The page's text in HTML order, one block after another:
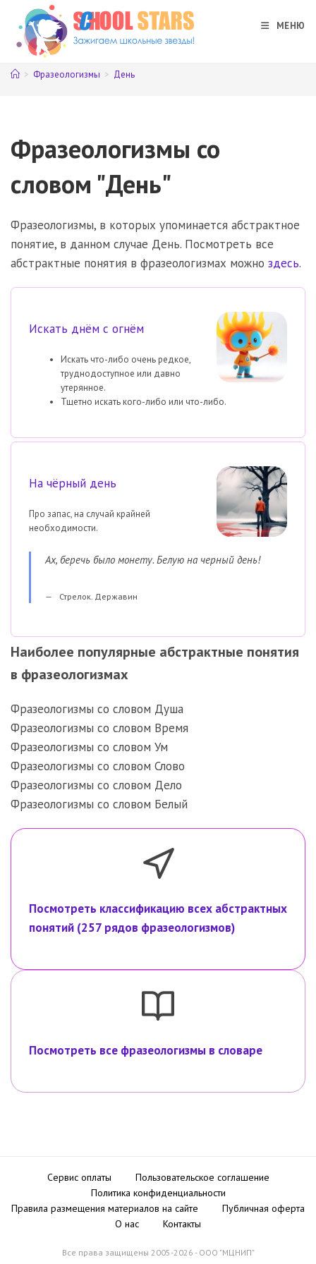
Перейти
содержимому
МЕНЮ
> Фразеологизмы > День
Фразеологизмы со
словом "День"
Фразеологизмы, в которых упоминается абстрактное
понятие, в данном случае День. Посмотреть все
абстрактные понятия в фразеологизмах можно здесь.
Искать днём с огнём
Искать что-либо очень редкое,
труднодоступное или давно
утерянное.
Тщетно искать кого-либо или что-либо.
На чёрный день
Про запас, на случай крайней
необходимости.
Ах, беречь было монету. Белую на черный день!
Стрелок. Державин
Наиболее популярные абстрактные понятия
в фразеологизмах
Фразеологизмы со словом Душа
Фразеологизмы со словом Время
Фразеологизмы со словом Ум
Фразеологизмы со словом Слово
Фразеологизмы со словом Дело
Фразеологизмы со словом Белый
Посмотреть классификацию всех абстрактных
понятий (257 рядов фразеологизмов)
Посмотреть все фразеологизмы в словаре
Сервис оплаты
Пользовательское соглашение
Политика конфиденциальности
Правила размещения материалов на сайте
Публичная оферта
О нас
Контакты
Все права защищены 2005-2026 - ООО "МЦНИП"